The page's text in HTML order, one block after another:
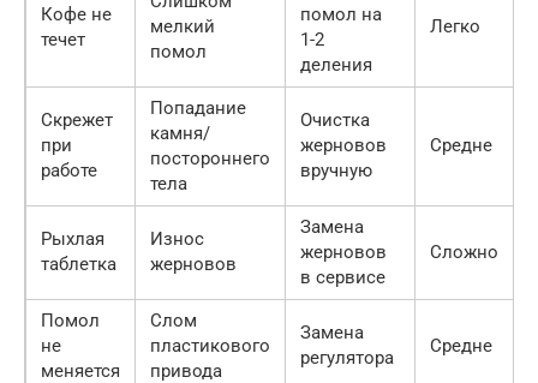
Кофе не
течет
мелкий
помол
помол на
1-2
деления
Легко
Скрежет
при
работе
Попадание
камня/
постороннего
тела
Очистка
жерновов
вручную
Средне
Рыхлая
таблетка
Износ
жерновов
Замена
жерновов
в сервисе
Сложно
Помол
не
меняется
Слом
пластикового
привода
Замена
регулятора
Средне